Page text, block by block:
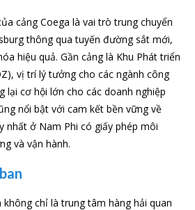
cảng Coega là vai trò trung chuyển
thông qua tuyến đường sắt mới,
hiệu quả. Gần cảng là Khu Phát triển
vị trí lý tưởng cho các ngành công
lại cơ hội lớn cho các doanh nghiệp
nổi bật với cam kết bền vững về
nhất ở Nam Phi có giấy phép môi
và vận hành.
chỉ là trung tâm hàng hải quan